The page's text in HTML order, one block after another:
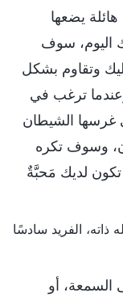
يضعها
اليوم، سوف
وتقاوم بشكل
ترغب في
غرسها الشيطان
وسوف تكره
لديك مَحبَّةٌ
السمعة، أو